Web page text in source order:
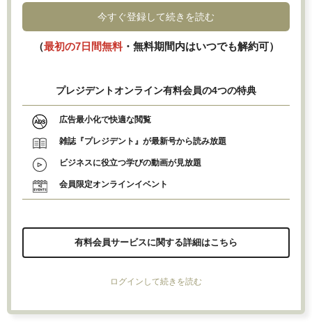
今すぐ登録して続きを読む
（最初の7日間無料・無料期間内はいつでも解約可）
プレジデントオンライン有料会員の4つの特典
広告最小化で快適な閲覧
雑誌『プレジデント』が最新号から読み放題
ビジネスに役立つ学びの動画が見放題
会員限定オンラインイベント
有料会員サービスに関する詳細はこちら
ログインして続きを読む